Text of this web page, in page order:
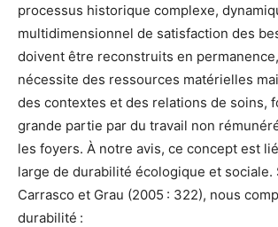
processus historique complexe,
multidimensionnel de satisfaction des
doivent être reconstruits en
nécessite des ressources matérielles
des contextes et des relations de soins,
grande partie par du travail non
les foyers. À notre avis, ce concept est
large de durabilité écologique et sociale.
Carrasco et Grau (2005 : 322), nous
durabilité :